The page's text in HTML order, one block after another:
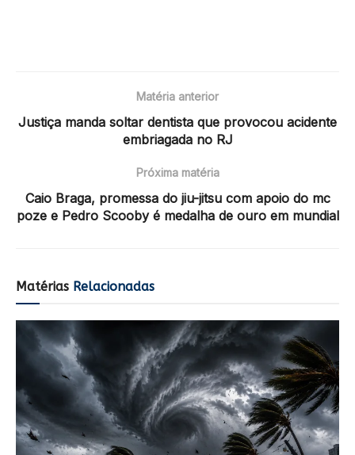
Matéria anterior
Justiça manda soltar dentista que provocou acidente
embriagada no RJ
Próxima matéria
Caio Braga, promessa do jiu-jitsu com apoio do mc
poze e Pedro Scooby é medalha de ouro em mundial
Matérias Relacionadas